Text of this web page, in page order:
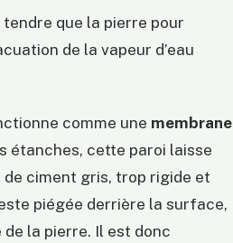
que la pierre pour
de la vapeur d’eau
comme une membrane
étanches, cette paroi laisse
de ciment gris, trop rigide et
piégée derrière la surface,
la pierre. Il est donc